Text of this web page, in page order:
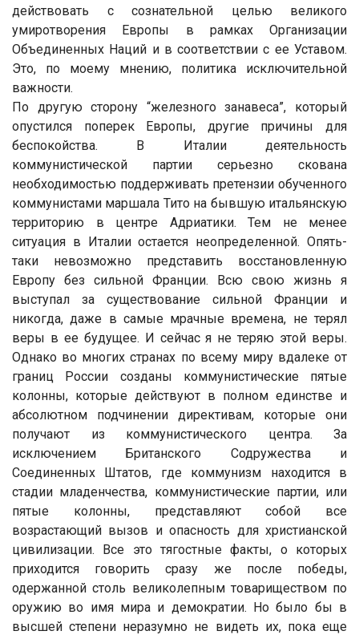
действовать с сознательной целью великого
умиротворения Европы в рамках Организации
Объединенных Наций и в соответствии с ее Уставом.
Это, по моему мнению, политика исключительной
важности.
По другую сторону “железного занавеса”, который
опустился поперек Европы, другие причины для
беспокойства. В Италии деятельность
коммунистической партии серьезно скована
необходимостью поддерживать претензии обученного
коммунистами маршала Тито на бывшую итальянскую
территорию в центре Адриатики. Тем не менее
ситуация в Италии остается неопределенной. Опять-
таки невозможно представить восстановленную
Европу без сильной Франции. Всю свою жизнь я
выступал за существование сильной Франции и
никогда, даже в самые мрачные времена, не терял
веры в ее будущее. И сейчас я не теряю этой веры.
Однако во многих странах по всему миру вдалеке от
границ России созданы коммунистические пятые
колонны, которые действуют в полном единстве и
абсолютном подчинении директивам, которые они
получают из коммунистического центра. За
исключением Британского Содружества и
Соединенных Штатов, где коммунизм находится в
стадии младенчества, коммунистические партии, или
пятые колонны, представляют собой все
возрастающий вызов и опасность для христианской
цивилизации. Все это тягостные факты, о которых
приходится говорить сразу же после победы,
одержанной столь великолепным товариществом по
оружию во имя мира и демократии. Но было бы в
высшей степени неразумно не видеть их, пока еще